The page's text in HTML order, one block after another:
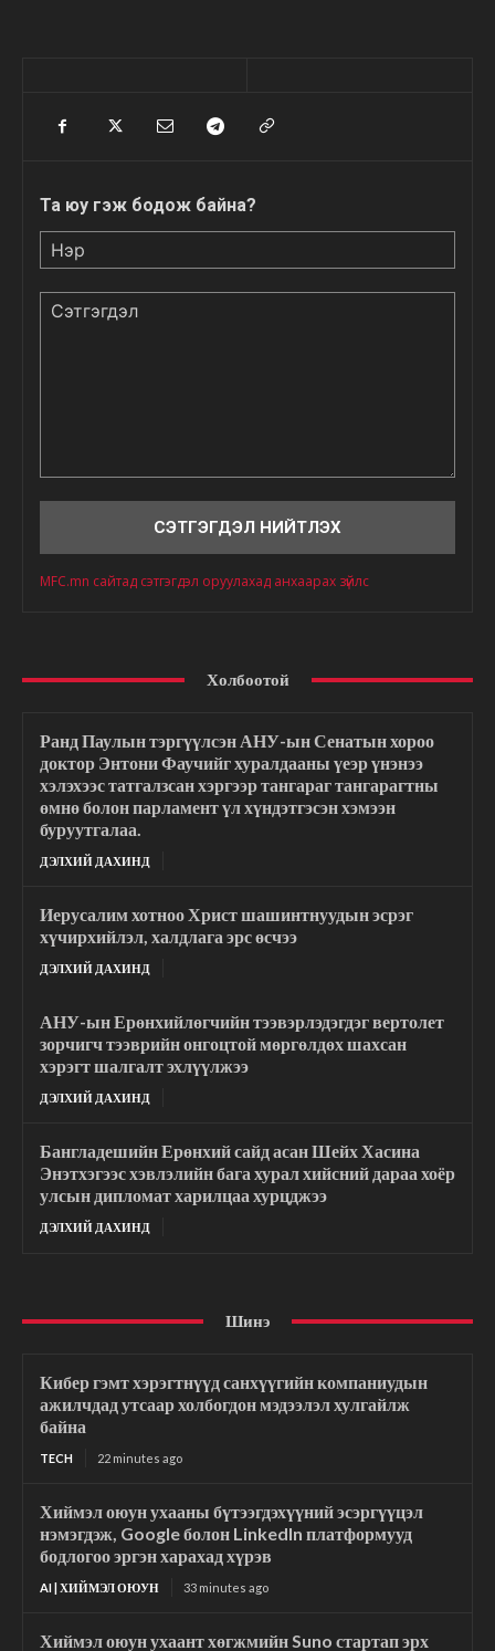
Та юу гэж бодож байна?
MFC.mn сайтад сэтгэгдэл оруулахад анхаарах зүйлс
Холбоотой
Ранд Паулын тэргүүлсэн АНУ-ын Сенатын хороо
доктор Энтони Фаучийг хуралдааны үеэр үнэнээ
хэлэхээс татгалзсан хэргээр тангараг тангарагтны
өмнө болон парламент үл хүндэтгэсэн хэмээн
буруутгалаа.
ДЭЛХИЙ ДАХИНД
Иерусалим хотноо Христ шашинтнуудын эсрэг
хүчирхийлэл, халдлага эрс өсчээ
ДЭЛХИЙ ДАХИНД
АНУ-ын Ерөнхийлөгчийн тээвэрлэдэгдэг вертолет
зорчигч тээврийн онгоцтой мөргөлдөх шахсан
хэрэгт шалгалт эхлүүлжээ
ДЭЛХИЙ ДАХИНД
Бангладешийн Ерөнхий сайд асан Шейх Хасина
Энэтхэгээс хэвлэлийн бага хурал хийсний дараа хоёр
улсын дипломат харилцаа хурцджээ
ДЭЛХИЙ ДАХИНД
Шинэ
Кибер гэмт хэрэгтнүүд санхүүгийн компаниудын
ажилчдад утсаар холбогдон мэдээлэл хулгайлж
байна
TECH 22 minutes ago
Хиймэл оюун ухааны бүтээгдэхүүний эсэргүүцэл
нэмэгдэж, Google болон LinkedIn платформууд
бодлогоо эргэн харахад хүрэв
AI | ХИЙМЭЛ ОЮУН 33 minutes ago
Хиймэл оюун ухаант хөгжмийн Suno стартап эрх